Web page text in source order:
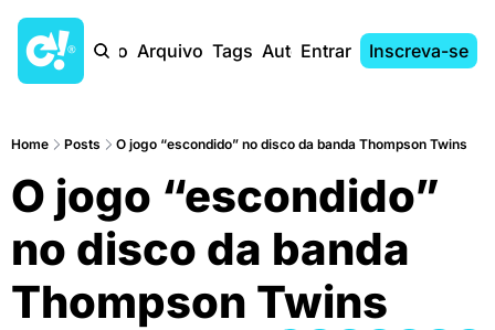
Início Arquivo Tags AutoresEntrar Inscreva-se
Home Posts O jogo “escondido” no disco da banda Thompson Twins
O jogo “escondido”
no disco da banda
Thompson Twins